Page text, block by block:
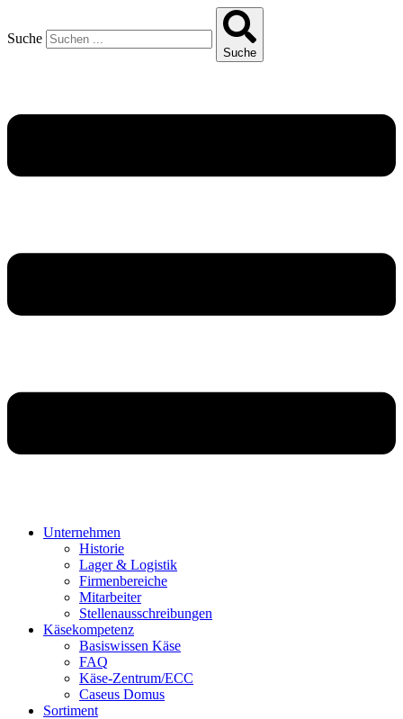
Suche
Suche
Unternehmen
Historie
Lager & Logistik
Firmenbereiche
Mitarbeiter
Stellenausschreibungen
Käsekompetenz
Basiswissen Käse
FAQ
Käse-Zentrum/ECC
Caseus Domus
Sortiment